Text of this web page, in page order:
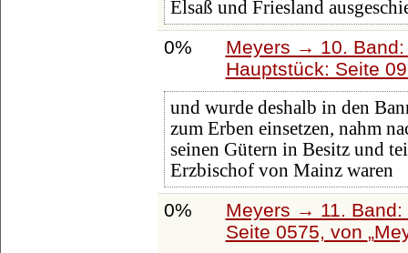
Elsaß und Friesland
0%
Meyers → 10.
Hauptstück: Seite
und wurde deshalb in den
zum Erben einsetzen, nahm
seinen Gütern in Besitz und
Erzbischof von Mainz waren
0%
Meyers → 11.
Seite 0575, von